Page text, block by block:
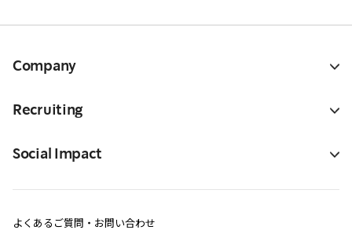
Company
Recruiting
Social Impact
よくあるご質問・お問い合わせ